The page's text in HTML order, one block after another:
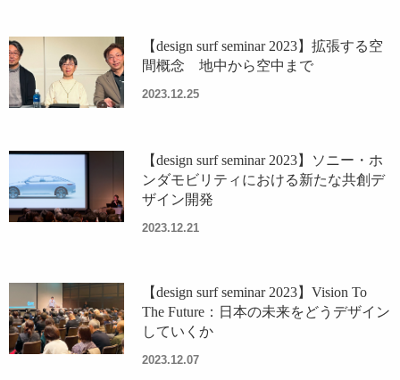
【design surf seminar 2023】拡張する空
間概念 地中から空中まで
2023.12.25
【design surf seminar 2023】ソニー・ホ
ンダモビリティにおける新たな共創デ
ザイン開発
2023.12.21
【design surf seminar 2023】Vision To
The Future：日本の未来をどうデザイン
していくか
2023.12.07